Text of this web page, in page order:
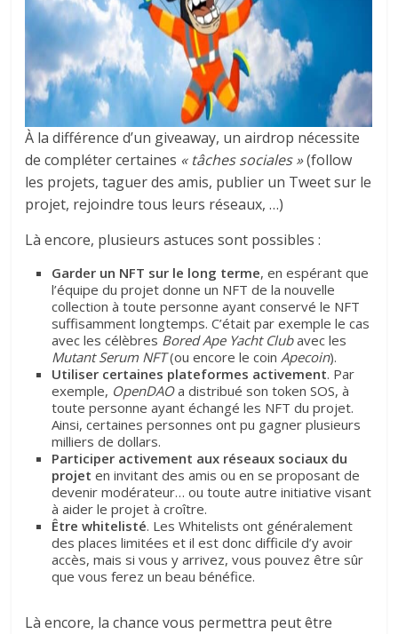
À la différence d’un giveaway, un airdrop nécessite
de compléter certaines « tâches sociales »(follow
les projets, taguer des amis, publier un Tweet sur le
projet, rejoindre tous leurs réseaux, …)
Là encore, plusieurs astuces sont possibles :
Garder un NFT sur le long terme, en espérant que
l’équipe du projet donne un NFT de la nouvelle
collection à toute personne ayant conservé le NFT
suffisamment longtemps. C’était par exemple le cas
avec les célèbres Bored Ape Yacht Clubavec les
Mutant Serum NFT(ou encore le coinApecoin).
Utiliser certaines plateformes activement. Par
exemple, OpenDAOa distribué son token SOS, à
toute personne ayant échangé les NFT du projet.
Ainsi, certaines personnes ont pu gagner plusieurs
milliers de dollars.
Participer activement aux réseaux sociaux du
projet en invitant des amis ou en se proposant de
devenir modérateur… ou toute autre initiative visant
à aider le projet à croître.
Être whitelisté. Les Whitelists ont généralement
des places limitées et il est donc difficile d’y avoir
accès, mais si vous y arrivez, vous pouvez être sûr
que vous ferez un beau bénéfice.
Là encore, la chance vous permettra peut être